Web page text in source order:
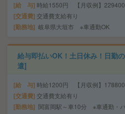
給 与 時給1550円 【月収例】229400
交通費 交通費支給有り
勤務地 岐阜県大垣市 ※車通勤OK
給与即払いOK！土日休み！日勤
遣]
給 与 時給1200円 【月収例】178800
交通費 交通費支給有り
勤務地 関富岡駅～車10分 ※車通勤・